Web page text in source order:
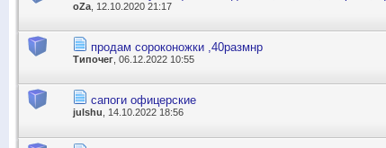
oZa , 12.10.2020 21:17
продам сороконожки ,40размнр
Типочег , 06.12.2022 10:55
сапоги офицерские
julshu, 14.10.2022 18:56